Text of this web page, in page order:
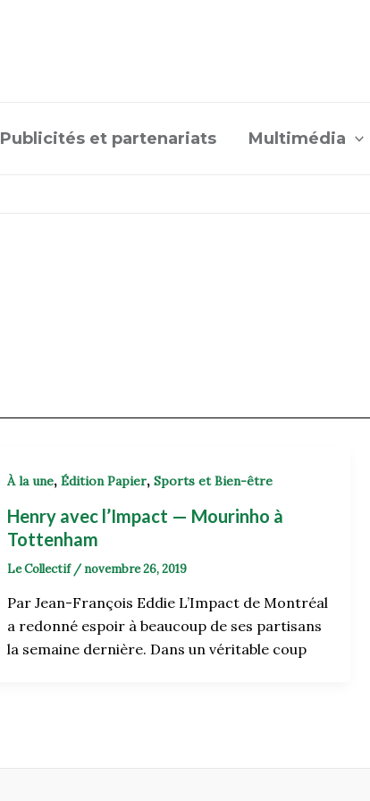
Publicités et partenariats Multimédia
À la une, Édition Papier, Sports et Bien-être
Henry avec l’Impact — Mourinho à
Tottenham
Le Collectif / novembre 26, 2019
Par Jean-François Eddie L’Impact de Montréal
a redonné espoir à beaucoup de ses partisans
la semaine dernière. Dans un véritable coup